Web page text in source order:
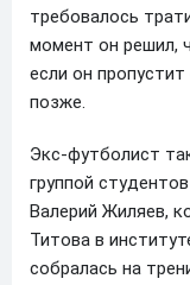
требовалось
момент он решил,
если он
позже.
Экс-футболист
группой
Валерий Жиляев,
Титова в
собралась на